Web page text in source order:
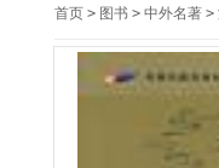
首页 > 图书 > 中外名著 >